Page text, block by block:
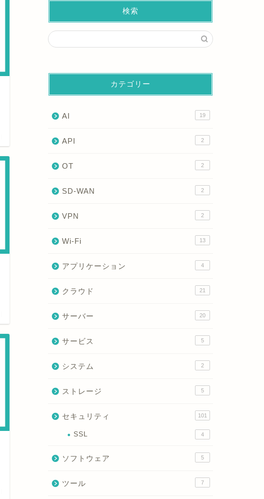
トランクポートとは？アクセスポー
底解説！
2026年1月18日
ネットワーク
ネイティブVLANとは？仕組みから
底解説！
ネットワーク
役立つ仕組みとメリットを徹底解
検索
カテゴリー
AI 19
API 2
OT 2
SD-WAN 2
VPN 2
Wi-Fi 13
アプリケーション 4
クラウド 21
サーバー 20
サービス 5
システム 2
ストレージ 5
セキュリティ 101
SSL 4
ソフトウェア 5
ツール 7